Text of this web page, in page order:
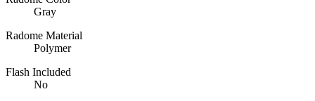
Gray
Radome Material
Polymer
Flash Included
No